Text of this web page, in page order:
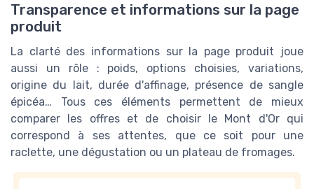
Transparence et informations sur la page
produit
La clarté des informations sur la page produit joue
aussi un rôle : poids, options choisies, variations,
origine du lait, durée d'affinage, présence de sangle
épicéa… Tous ces éléments permettent de mieux
comparer les offres et de choisir le Mont d'Or qui
correspond à ses attentes, que ce soit pour une
raclette, une dégustation ou un plateau de fromages.